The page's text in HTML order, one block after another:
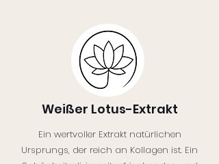
Weißer Lotus-Extrakt
Ein wertvoller Extrakt natürlichen
Ursprungs, der reich an Kollagen ist. Ein